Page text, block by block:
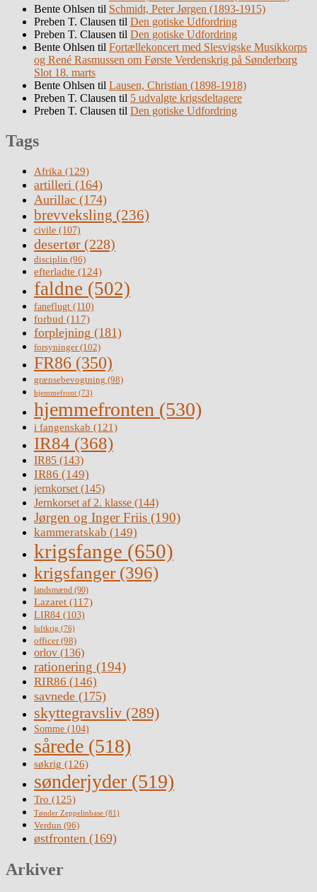
Bente Ohlsen til Schmidt, Peter Jørgen (1893-1915)
Preben T. Clausen til Den gotiske Udfordring
Preben T. Clausen til Den gotiske Udfordring
Bente Ohlsen til Fortællekoncert med Slesvigske Musikkorps
og René Rasmussen om Første Verdenskrig på Sønderborg
Slot 18. marts
Bente Ohlsen til Lausen, Christian (1898-1918)
Preben T. Clausen til 5 udvalgte krigsdeltagere
Preben T. Clausen til Den gotiske Udfordring
Tags
Afrika (129)
artilleri (164)
Aurillac (174)
brevveksling (236)
civile (107)
desertør (228)
disciplin (96)
efterladte (124)
faldne (502)
faneflugt (110)
forbud (117)
forplejning (181)
forsyninger(102)
FR86 (350)
grænsebevogtning (98)
hjemmefront (73)
hjemmefronten (530)
i fangenskab (121)
IR84 (368)
IR85 (143)
IR86 (149)
jernkorset(145)
Jernkorset af 2. klasse (144)
Jørgen og Inger Friis (190)
kammeratskab (149)
krigsfange (650)
krigsfanger (396)
landsmænd (90)
Lazaret (117)
LIR84 (103)
luftkrig (76)
officer(98)
orlov (136)
rationering (194)
RIR86 (146)
savnede (175)
skyttegravsliv (289)
Somme (104)
sårede (518)
søkrig (126)
sønderjyder (519)
Tro (125)
Tønder Zeppelinbase (81)
Verdun (96)
østfronten (169)
Arkiver